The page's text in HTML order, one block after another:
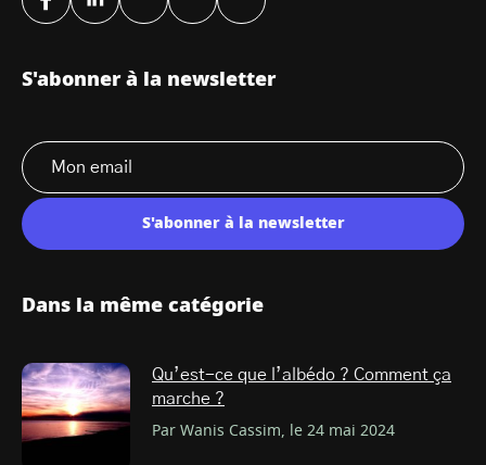
S'abonner à la newsletter
S'abonner à la newsletter
Dans la même catégorie
Qu’est-ce que l’albédo ? Comment ça
marche ?
Par Wanis Cassim, le 24 mai 2024